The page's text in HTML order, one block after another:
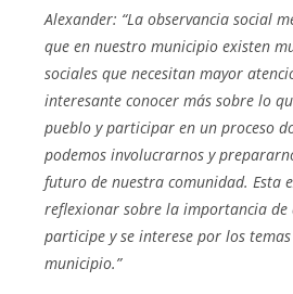
Alexander: “La observancia social
que en nuestro municipio existen
sociales que necesitan mayor
interesante conocer más sobre lo
pueblo y participar en un proceso
podemos involucrarnos y
futuro de nuestra comunidad. Esta
reflexionar sobre la importancia de
participe y se interese por los
municipio.”